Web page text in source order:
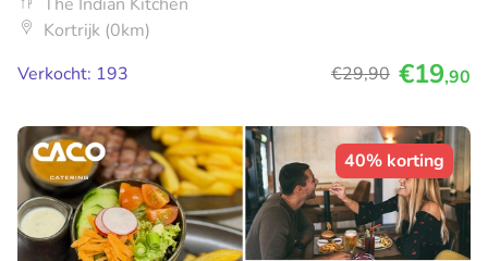
Kortrijk (0km)
Verkocht: 193
€29,90 €19,90
40% korting